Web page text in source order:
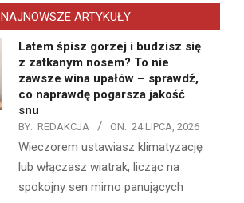
NAJNOWSZE ARTYKUŁY
Latem śpisz gorzej i budzisz się
z zatkanym nosem? To nie
zawsze wina upałów – sprawdź,
co naprawdę pogarsza jakość
snu
BY: REDAKCJA ON: 24 LIPCA, 2026
Wieczorem ustawiasz klimatyzację
lub włączasz wiatrak, licząc na
spokojny sen mimo panujących